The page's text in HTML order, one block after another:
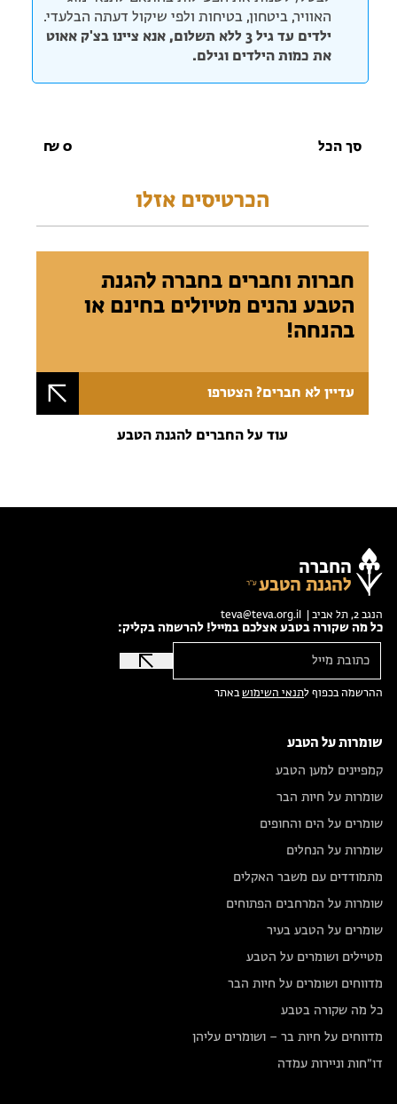
האוויר, ביטחון, בטיחות ולפי שיקול דעתה הבלעדי.
ילדים עד גיל 3 ללא תשלום, אנא ציינו בצ'ק אאוט
את כמות הילדים וגילם.
סך הכל 0
₪
הכרטיסים אזלו
חברות וחברים בחברה להגנת
הטבע נהנים מטיולים בחינם או
בהנחה!
עדיין לא חברים? הצטרפו
עוד על החברים להגנת הטבע
החברה
להגנת הטבע
הנגב 2, תל אביב | teva@teva.org.il
כל מה שקורה בטבע אצלכם במייל! להרשמה בקליק:
ההרשמה בכפוף לתנאי השימושבאתר
שומרות על הטבע
קמפיינים למען הטבע
שומרות על חיות הבר
שומרים על הים והחופים
שומרות על הנחלים
מתמודדים עם משבר האקלים
שומרות על המרחבים הפתוחים
שומרים על הטבע בעיר
מטיילים ושומרים על הטבע
מדווחים ושומרים על חיות הבר
כל מה שקורה בטבע
מדווחים על חיות בר – ושומרים עליהן
דו״חות וניירות עמדה